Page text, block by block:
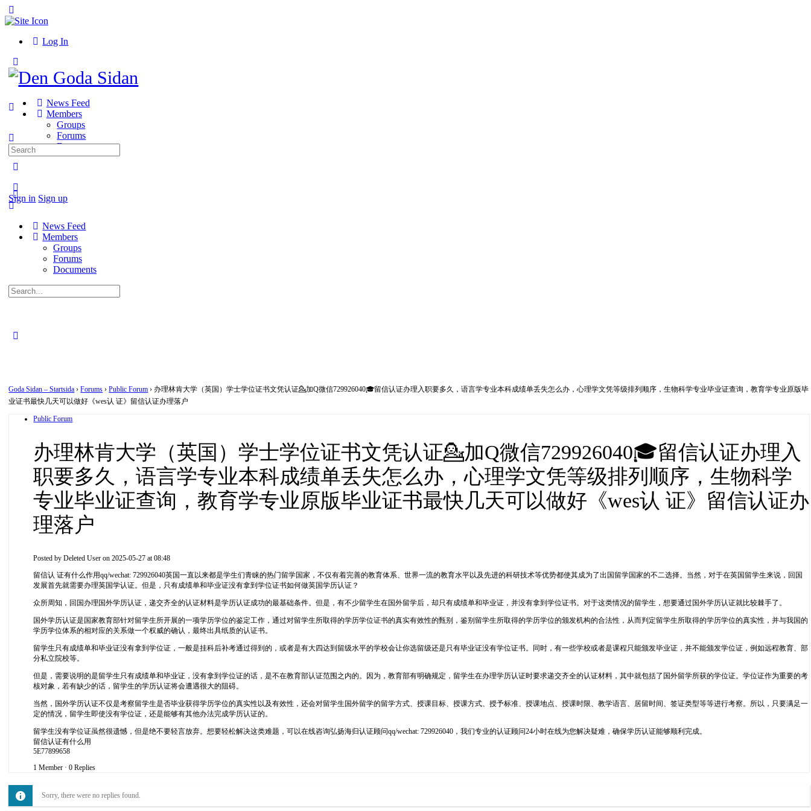
Side
Log In
Side
Panel
News Feed
Members
Groups
Forums
Documents
Sign in Sign up
Search
for:
News Feed
Members
Groups
Forums
Documents
Search
for:
Goda Sidan – Startsida › Forums › Public Forum › 办理林肯大学（英国）学士学位证书文凭认证💁加Q微信729926040🎓留信认证办理入职要多久，语言学专业本科成绩单丢失怎么办，心理学文凭等级排列顺序，生物科学专业毕业证查询，教育学专业原版毕
业证书最快几天可以做好《wes认 证》留信认证办理落户
Public Forum
办理林肯大学（英国）学士学位证书文凭认证💁加Q微信729926040🎓留信认证办理入
职要多久，语言学专业本科成绩单丢失怎么办，心理学文凭等级排列顺序，生物科学
专业毕业证查询，教育学专业原版毕业证书最快几天可以做好《wes认 证》留信认证办
理落户
Posted byDeleted User on 2025-05-27 at 08:48
留信认 证有什么作用qq/wechat: 729926040英国一直以来都是学生们青睐的热门留学国家，不仅有着完善的教育体系、世界一流的教育水平以及先进的科研技术等优势都使其成为了出国留学国家的不二选择。当然，对于在英国留学生来说，回国
发展首先就需要办理英国学认证。但是，只有成绩单和毕业证没有拿到学位证书如何做英国学历认证？
众所周知，回国办理国外学历认证，递交齐全的认证材料是学历认证成功的最基础条件。但是，有不少留学生在国外留学后，却只有成绩单和毕业证，并没有拿到学位证书。对于这类情况的留学生，想要通过国外学历认证就比较棘手了。
国外学历认证是国家教育部针对留学生所开展的一项学历学位的鉴定工作，通过对留学生所取得的学历学位证书的真实有效性的甄别，鉴别留学生所取得的学历学位的颁发机构的合法性，从而判定留学生所取得的学历学位的真实性，并与我国的
学历学位体系的相对应的关系做一个权威的确认，最终出具纸质的认证书。
留学生只有成绩单和毕业证没有拿到学位证，一般是挂科后补考通过得到的，或者是有大四达到留级水平的学校会让你选留级还是只有毕业证没有学位证书。同时，有一些学校或者是课程只能颁发毕业证，并不能颁发学位证，例如远程教育、部
分私立院校等。
但是，需要说明的是留学生只有成绩单和毕业证，没有拿到学位证的话，是不在教育部认证范围之内的。因为，教育部有明确规定，留学生在办理学历认证时要求递交齐全的认证材料，其中就包括了国外留学所获的学位证。学位证作为重要的考
核对象，若有缺少的话，留学生的学历认证将会遭遇很大的阻碍。
当然，国外学历认证不仅是考察留学生是否毕业获得学历学位的真实性以及有效性，还会对留学生国外留学的留学方式、授课目标、授课方式、授予标准、授课地点、授课时限、教学语言、居留时间、签证类型等等进行考察。所以，只要满足一
定的情况，留学生即使没有学位证，还是能够有其他办法完成学历认证的。
留学生没有学位证虽然很遗憾，但是绝不要轻言放弃。想要轻松解决这类难题，可以在线咨询弘扬海归认证顾问qq/wechat: 729926040，我们专业的认证顾问24小时在线为您解决疑难，确保学历认证能够顺利完成。
留信认证有什么用
5E77899658
1 Member · 0 Replies
Sorry, there were no replies found.